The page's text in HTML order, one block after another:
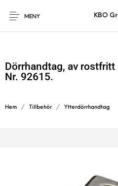
MENY KBO
Dörrhandtag, av
Nr. 92615.
Hem / Tillbehör / Ytterdörrhandtag